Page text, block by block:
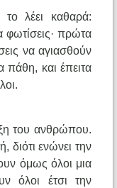
λέει καθαρά:
φωτίσεις· πρώτα
να αγιασθούν
πάθη, και έπειτα
του ανθρώπου.
διότι ενώνει την
όμως όλοι μια
όλοι έτσι την